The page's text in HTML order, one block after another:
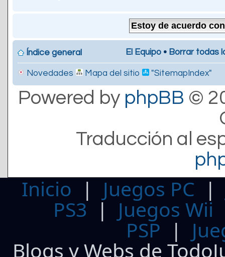
Índice general El Equipo • Borrar todas
Novedades Mapa del sitio "SitemapIndex"
Powered by phpBB ©
Traducción al
Inicio | Juegos PC
PS3| Juegos Wii
PSP |
Blogs y Webs de